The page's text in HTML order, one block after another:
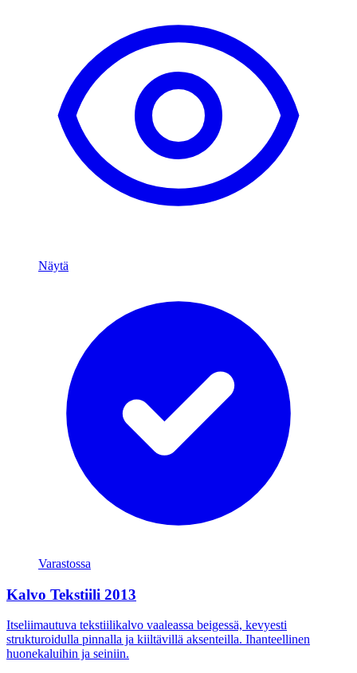
Näytä
Varastossa
Kalvo Tekstiili 2013
Itseliimautuva tekstiilikalvo vaaleassa beigessä, kevyesti
strukturoidulla pinnalla ja kiiltävillä aksenteilla. Ihanteellinen
huonekaluihin ja seiniin.